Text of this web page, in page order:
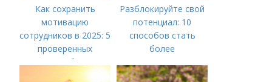
Как сохранить
мотивацию
сотрудников в 2025: 5
проверенных
способов
Разблокируйте свой
потенциал: 10
способов стать
более